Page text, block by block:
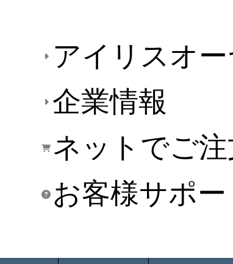
アイリスオ
企業情報
ネットでご注
お客様サポー